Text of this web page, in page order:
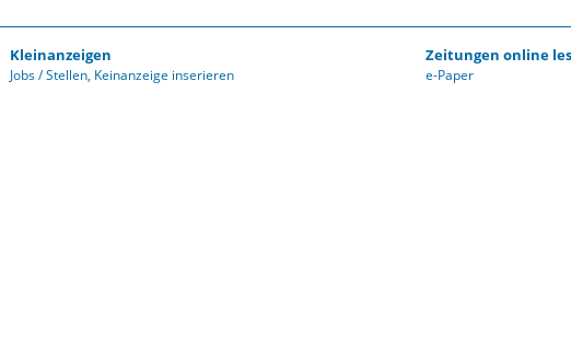
Kleinanzeigen
Jobs / Stellen Keinanzeige inserieren
Zeitungen online
e-Paper